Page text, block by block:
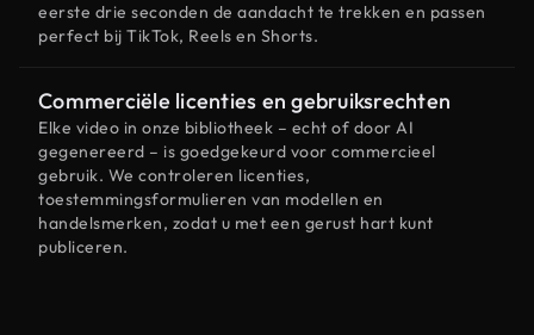
eerste drie seconden de aandacht te trekken en passen
perfect bij TikTok, Reels en Shorts.
Commerciële licenties en gebruiksrechten
Elke video in onze bibliotheek – echt of door AI
gegenereerd – is goedgekeurd voor commercieel
gebruik. We controleren licenties,
toestemmingsformulieren van modellen en
handelsmerken, zodat u met een gerust hart kunt
publiceren.